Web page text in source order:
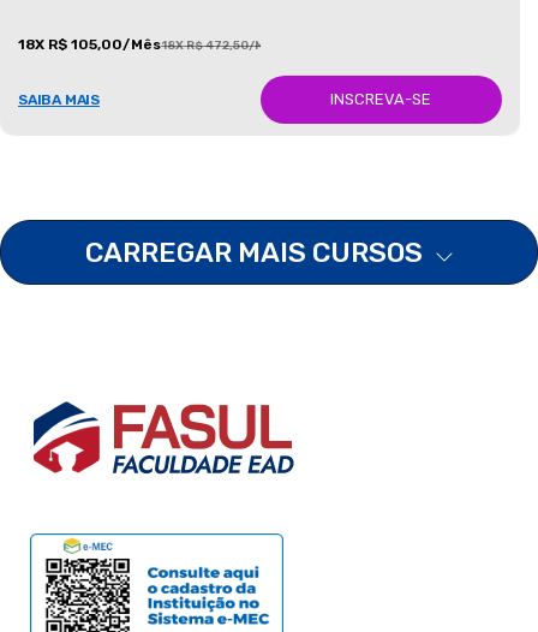
18X R$ 105,00/Mês18X R$ 472,50/Mês
SAIBA MAIS INSCREVA-SE
CARREGAR MAIS CURSOS